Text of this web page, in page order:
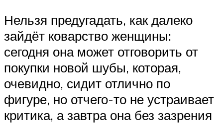
Нельзя предугадать, как далеко
зайдёт коварство женщины:
сегодня она может отговорить от
покупки новой шубы, которая,
очевидно, сидит отлично по
фигуре, но отчего-то не устраивает
критика, а завтра она без зазрения